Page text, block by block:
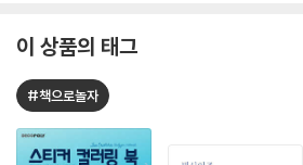
이 상품의 태그
#책으로놀자